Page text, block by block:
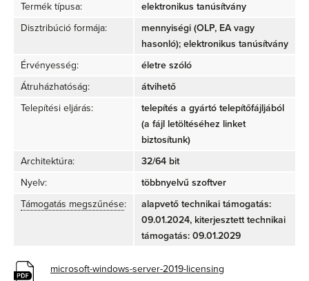
Termék típusa:
elektronikus tanúsítvány
Disztribúció formája:
mennyiségi (OLP, EA vagy
hasonló); elektronikus tanúsítvány
Érvényesség:
életre szóló
Átruházhatóság:
átvihető
Telepítési eljárás:
telepítés a gyártó telepítőfájljából
(a fájl letöltéséhez linket
biztosítunk)
Architektúra:
32/64 bit
Nyelv:
többnyelvű szoftver
Támogatás megszűnése:
alapvető technikai támogatás:
09.01.2024, kiterjesztett technikai
támogatás: 09.01.2029
microsoft-windows-server-2019-licensing